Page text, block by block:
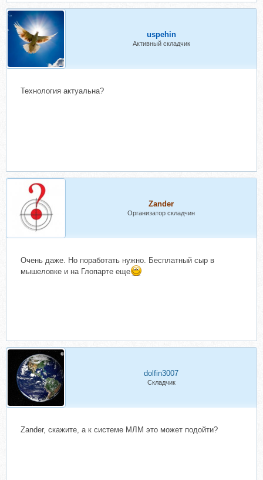
uspehin
Активный складчик
Технология актуальна?
Zander
Организатор складчин
Очень даже. Но поработать нужно. Бесплатный сыр в
мышеловке и на Глопарте еще
dolfin3007
Складчик
Zander, скажите, а к системе МЛМ это может подойти?